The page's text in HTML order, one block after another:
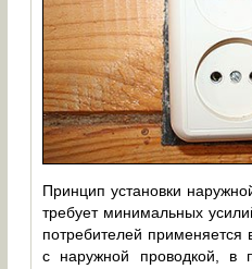
Принцип установки
требует минимальных
потребителей
с наружной проводкой, в